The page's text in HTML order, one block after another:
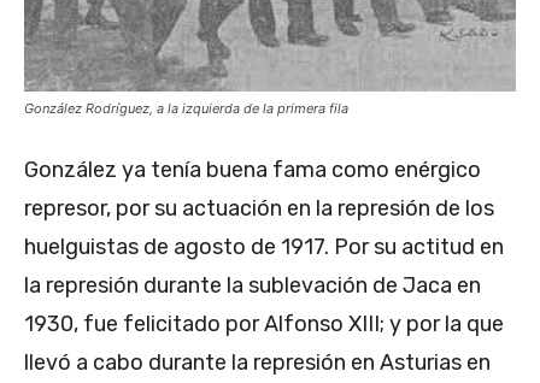
González Rodríguez, a la izquierda de la primera fila
González ya tenía buena fama como enérgico
represor, por su actuación en la represión de los
huelguistas de agosto de 1917. Por su actitud en
la represión durante la sublevación de Jaca en
1930, fue felicitado por Alfonso XIII; y por la que
llevó a cabo durante la represión en Asturias en